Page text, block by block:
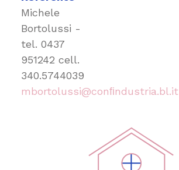
Michele
Bortolussi -
tel. 0437
951242 cell.
340.5744039
mbortolussi@conﬁndustria.bl.it